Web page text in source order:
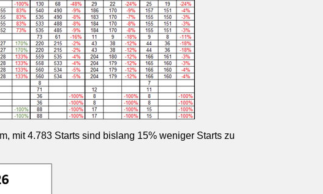
mit 4.783 Starts sind bislang 15% weniger Starts zu